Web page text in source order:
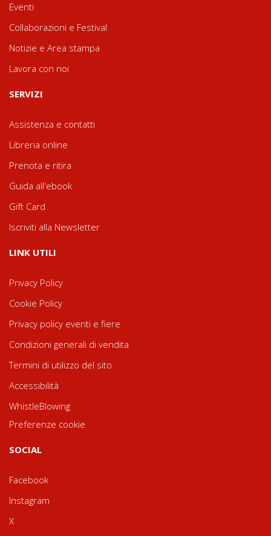
Eventi
Collaborazioni e Festival
Notizie e Area stampa
Lavora con noi
SERVIZI
Assistenza e contatti
Libreria online
Prenota e ritira
Guida all'ebook
Gift Card
Iscriviti alla Newsletter
LINK UTILI
Privacy Policy
Cookie Policy
Privacy policy eventi e fiere
Condizioni generali di vendita
Termini di utilizzo del sito
Accessibilità
WhistleBlowing
Preferenze cookie
SOCIAL
Facebook
Instagram
X